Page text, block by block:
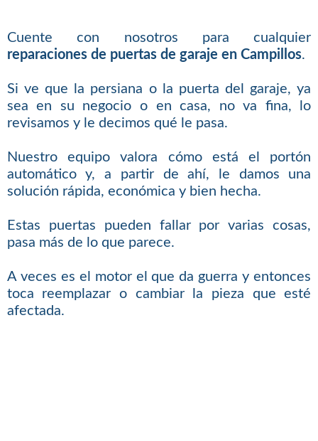
Cuente con nosotros para cualquier
reparaciones de puertas de garaje en Campillos.
Si ve que la persiana o la puerta del garaje, ya
sea en su negocio o en casa, no va fina, lo
revisamos y le decimos qué le pasa.
Nuestro equipo valora cómo está el portón
automático y, a partir de ahí, le damos una
solución rápida, económica y bien hecha.
Estas puertas pueden fallar por varias cosas,
pasa más de lo que parece.
A veces es el motor el que da guerra y entonces
toca reemplazar o cambiar la pieza que esté
afectada.